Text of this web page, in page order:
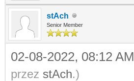
stAch
Senior Member
02-08-2022, 08:12 AM
przez stAch.)